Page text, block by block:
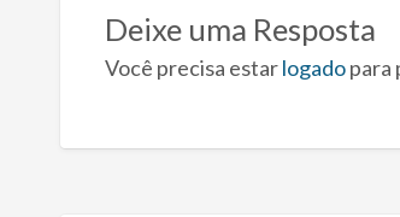
Deixe uma Resposta
Você precisa estarlogadopara